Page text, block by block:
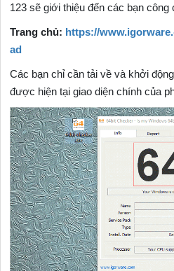
123 sẽ giới thiệu đến các bạn công
Trang chủ: https://
ad
Các bạn chỉ cần tải về và khởi
được hiện tại giao diện chính của